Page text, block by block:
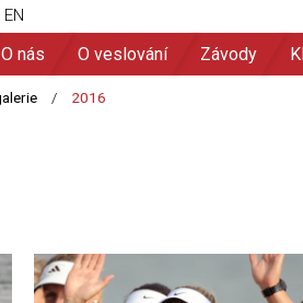
EN
O nás
O veslování Závody